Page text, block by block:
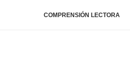
COMPRENSIÓN LECTORA